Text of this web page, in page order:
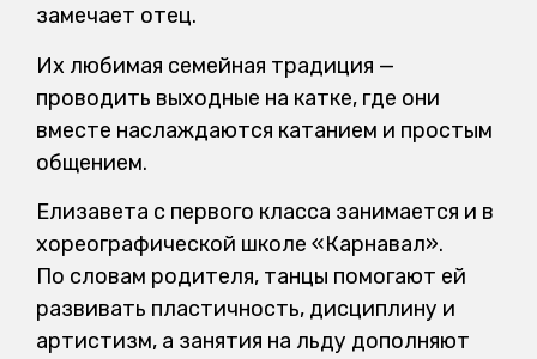
замечает отец.
Их любимая семейная традиция —
проводить выходные на катке, где они
вместе наслаждаются катанием и простым
общением.
Елизавета с первого класса занимается и в
хореографической школе «Карнавал».
По словам родителя, танцы помогают ей
развивать пластичность, дисциплину и
артистизм, а занятия на льду дополняют